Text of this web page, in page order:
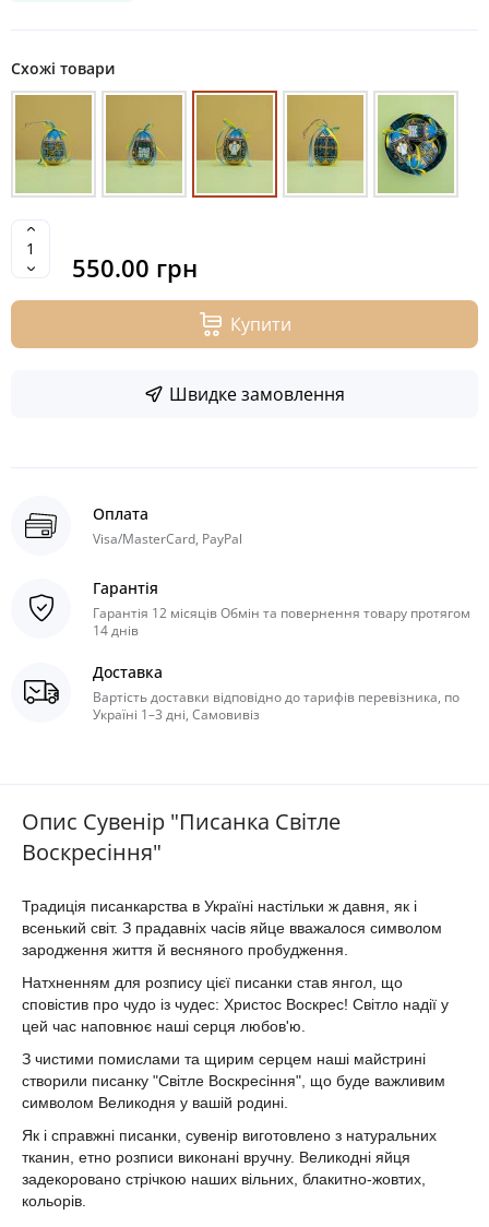
Схожі товари
550.00 грн
Купити
Швидке замовлення
Оплата
Visa/MasterCard, PayPal
Гарантія
Гарантія 12 місяців Обмін та повернення товару протягом
14 днів
Доставка
Вартість доставки відповідно до тарифів перевізника, по
Україні 1–3 дні, Самовивіз
Опис Сувенір "Писанка Світле
Воскресіння"
Традиція писанкарства в Україні настільки ж давня, як і
всенький світ. З прадавніх часів яйце вважалося символом
зародження життя й весняного пробудження.
Натхненням для розпису цієї писанки став янгол, що
сповістив про чудо із чудес: Христос Воскрес! Світло надії у
цей час наповнює наші серця любов'ю.
З чистими помислами та щирим серцем наші майстрині
створили писанку "Світле Воскресіння", що буде важливим
символом Великодня у вашій родині.
Як і справжні писанки, сувенір виготовлено з натуральних
тканин, етно розписи виконані вручну. Великодні яйця
задекоровано стрічкою наших вільних, блакитно-жовтих,
кольорів.